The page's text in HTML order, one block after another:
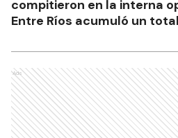
compitieron en la interna
Entre Ríos acumuló un
Ads